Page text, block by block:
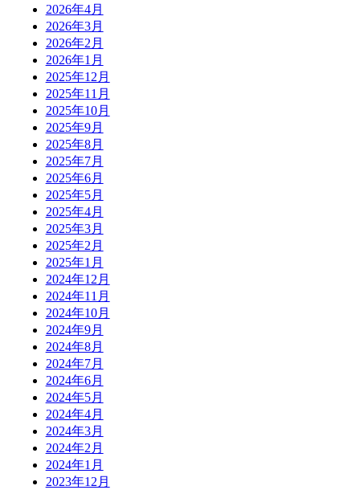
2026年4月
2026年3月
2026年2月
2026年1月
2025年12月
2025年11月
2025年10月
2025年9月
2025年8月
2025年7月
2025年6月
2025年5月
2025年4月
2025年3月
2025年2月
2025年1月
2024年12月
2024年11月
2024年10月
2024年9月
2024年8月
2024年7月
2024年6月
2024年5月
2024年4月
2024年3月
2024年2月
2024年1月
2023年12月